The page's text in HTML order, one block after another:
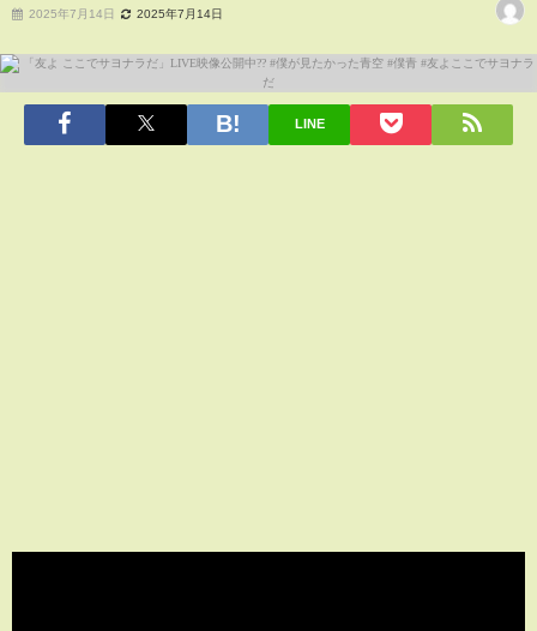
2025年7月14日 2025年7月14日
LINE